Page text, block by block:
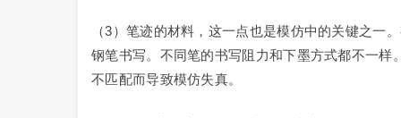
（3）笔迹的材料，这一点也是模仿中的关键之一
钢笔书写。不同笔的书写阻力和下墨方式都不一
不匹配而导致模仿失真。